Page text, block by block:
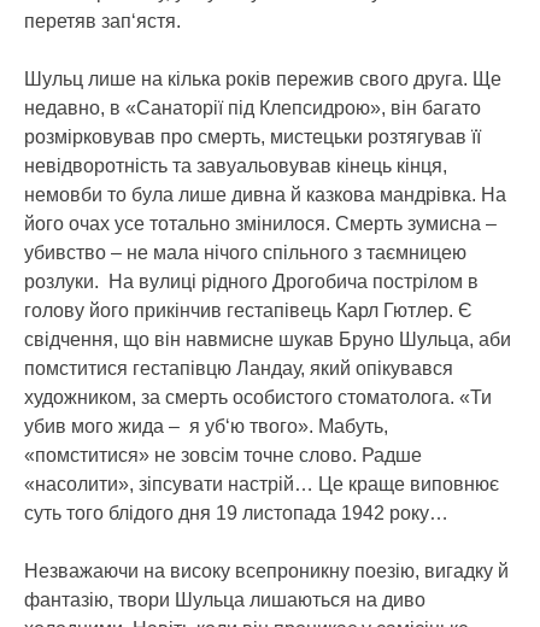
перетяв зап‘ястя.
Шульц лише на кілька років пережив свого друга. Ще
недавно, в «Санаторії під Клепсидрою», він багато
розмірковував про смерть, мистецьки розтягував її
невідворотність та завуальовував кінець кінця,
немовби то була лише дивна й казкова мандрівка. На
його очах усе тотально змінилося. Смерть зумисна –
убивство – не мала нічого спільного з таємницею
розлуки. На вулиці рідного Дрогобича пострілом в
голову його прикінчив гестапівець Карл Гютлер. Є
свідчення, що він навмисне шукав Бруно Шульца, аби
помститися гестапівцю Ландау, який опікувався
художником, за смерть особистого стоматолога. «Ти
убив мого жида – я уб‘ю твого». Мабуть,
«помститися» не зовсім точне слово. Радше
«насолити», зіпсувати настрій… Це краще виповнює
суть того блідого дня 19 листопада 1942 року…
Незважаючи на високу всепроникну поезію, вигадку й
фантазію, твори Шульца лишаються на диво